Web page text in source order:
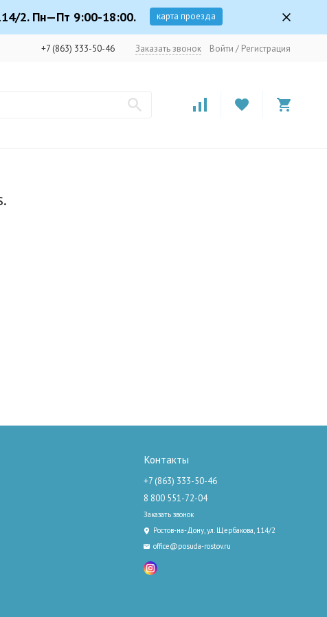
2. Пн—Пт 9:00-18:00. карта проезда
+7 (863) 333-50-46 Заказать звонок Войти / Регистрация
Контакты
+7 (863) 333-50-46
8 800 551-72-04
Заказать звонок
Ростов-на-Дону, ул. Щербакова, 114/2
office@posuda-rostov.ru